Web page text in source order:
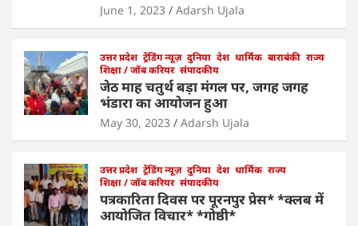
June 1, 2023 Adarsh Ujala
उत्तर प्रदेश ट्रेंडिंग न्यूज़ दुनिया देश धार्मिक बाराबंकी राज्य
शिक्षा / जॉब करियर संपादकीय
जेठ माह चतुर्थ बड़ा मंगल पर, जगह जगह
भंडारा का आयोजन हुआ
May 30, 2023 Adarsh Ujala
उत्तर प्रदेश ट्रेंडिंग न्यूज़ दुनिया देश धार्मिक राज्य
शिक्षा / जॉब करियर संपादकीय
पत्रकारिता दिवस पर पूरनपुर प्रेस* *क्लब में
आयोजित विचार* *गोष्ठी*